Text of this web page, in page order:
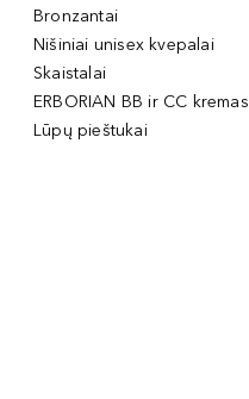
Bronzantai
Nišiniai unisex kvepalai
Skaistalai
ERBORIAN BB ir CC kremas
Lūpų pieštukai